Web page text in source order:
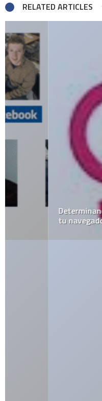
RELATED ARTICLES
Determinando tu
tu navegador